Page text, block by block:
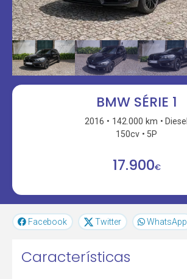
BMW SÉRIE 1
2016 142.000 km
Diesel
150cv
5P
17.900€
Facebook Twitter WhatsApp
Características